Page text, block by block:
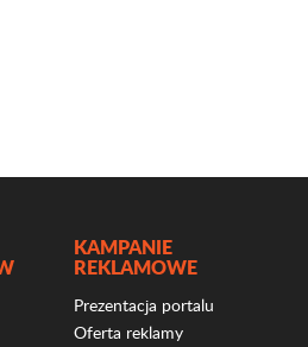
KAMPANIE
REKLAMOWE
Prezentacja portalu
Oferta reklamy